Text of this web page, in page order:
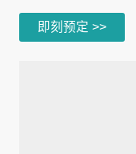
即刻预定 >>